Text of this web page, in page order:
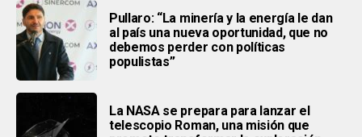
Pullaro: “La minería y la energía le dan
al país una nueva oportunidad, que no
debemos perder con políticas
populistas”
La NASA se prepara para lanzar el
telescopio Roman, una misión que